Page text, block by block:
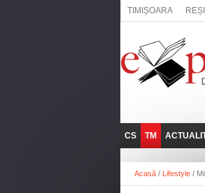
TIMIȘOARA
CS
REȘIȚA
CARANSEBEȘ
TM
LUGOJ
TIMIȘOARA
Acasă / Lifestyle /